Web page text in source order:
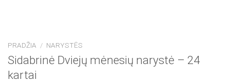
PRADŽIA / NARYSTĖS
Sidabrinė Dviejų mėnesių narystė – 24
kartai